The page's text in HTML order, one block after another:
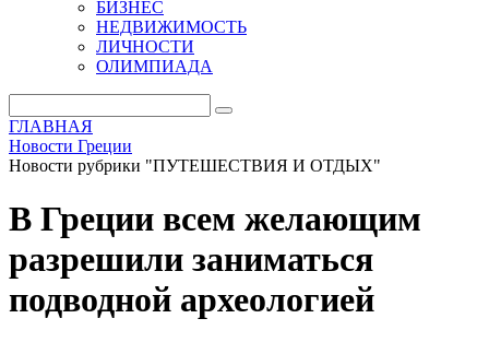
БИЗНЕС
НЕДВИЖИМОСТЬ
ЛИЧНОСТИ
ОЛИМПИАДА
ГЛАВНАЯ
Новости Греции
Новости рубрики "ПУТЕШЕСТВИЯ И ОТДЫХ"
В Греции всем желающим
разрешили заниматься
подводной археологией